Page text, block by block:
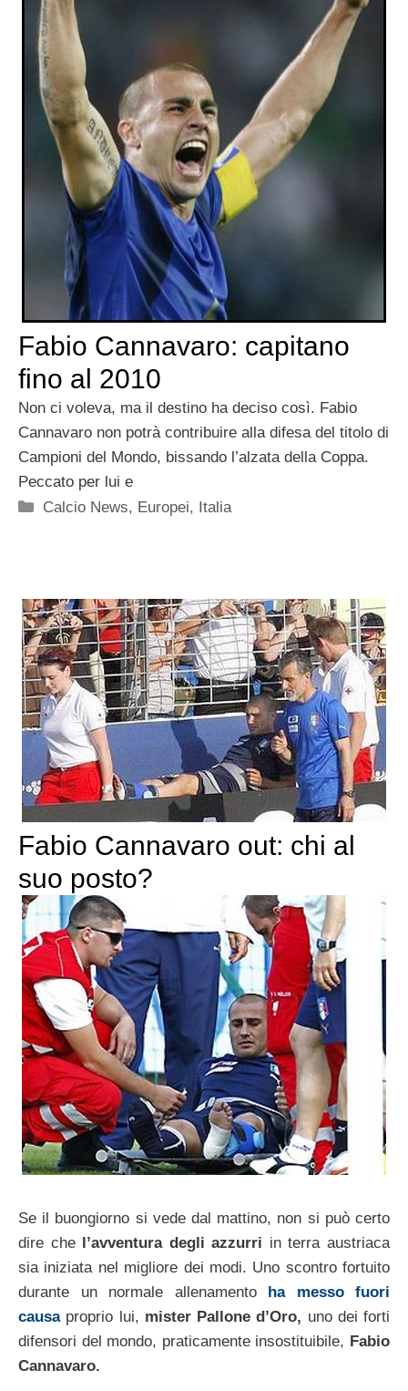
Fabio Cannavaro: capitano
fino al 2010
Non ci voleva, ma il destino ha deciso così. Fabio
Cannavaro non potrà contribuire alla difesa del titolo di
Campioni del Mondo, bissando l’alzata della Coppa.
Peccato per lui e
Categorie
Calcio News, Europei, Italia
Fabio Cannavaro out: chi al
suo posto?
Se il buongiorno si vede dal mattino, non si può certo
dire che l’avventura degli azzurri in terra austriaca
sia iniziata nel migliore dei modi. Uno scontro fortuito
durante un normale allenamento ha messo fuori
causaproprio lui, mister Pallone d’Oro, uno dei forti
difensori del mondo, praticamente insostituibile, Fabio
Cannavaro.